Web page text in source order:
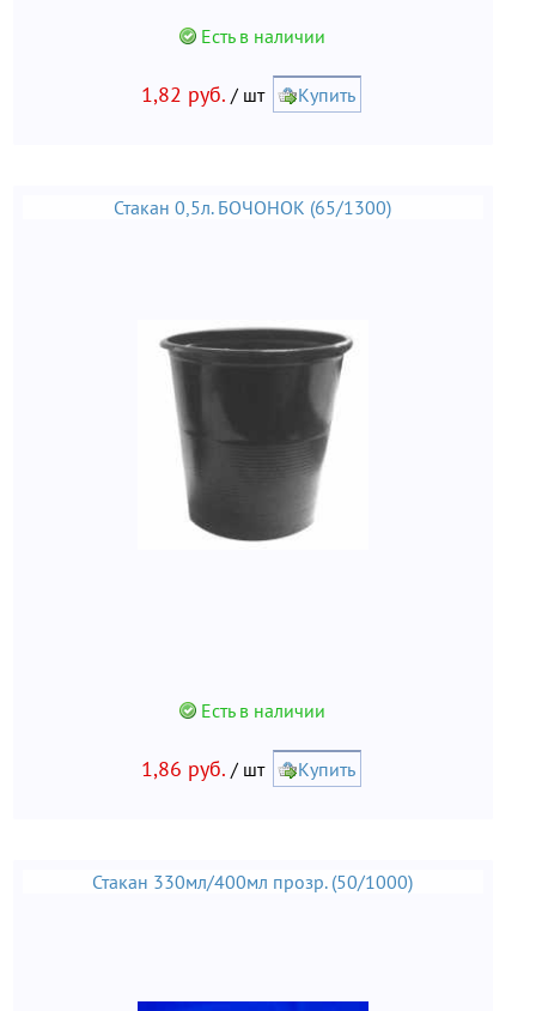
Есть в наличии
1,82 руб. / шт Купить
Стакан 0,5л. БОЧОНОК (65/1300)
Есть в наличии
1,86 руб. / шт Купить
Стакан 330мл/400мл прозр. (50/1000)